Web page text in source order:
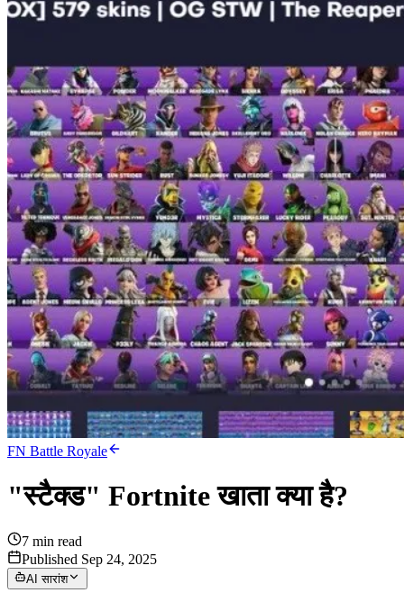
FN Battle Royale
"स्टैक्ड" Fortnite खाता क्या है?
7 min read
Published Sep 24, 2025
AI सारांश